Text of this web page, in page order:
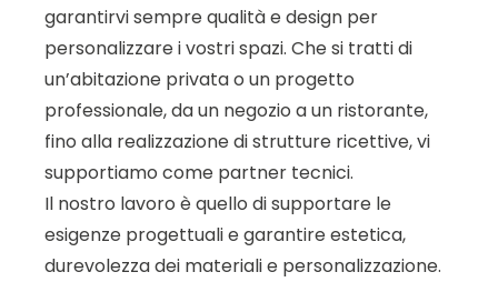
garantirvi sempre qualità e design per
personalizzare i vostri spazi. Che si tratti di
un’abitazione privata o un progetto
professionale, da un negozio a un ristorante,
fino alla realizzazione di strutture ricettive, vi
supportiamo come partner tecnici.
Il nostro lavoro è quello di supportare le
esigenze progettuali e garantire estetica,
durevolezza dei materiali e personalizzazione.